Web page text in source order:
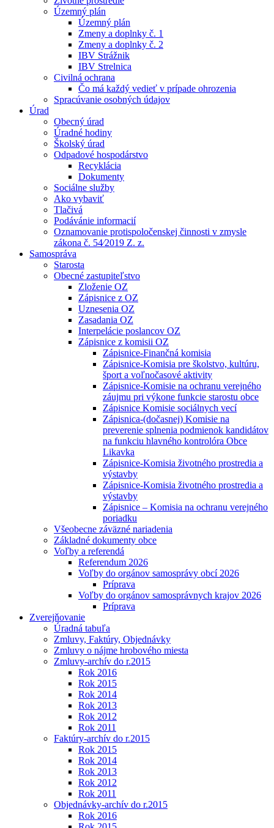
Územný plán
Územný plán
Zmeny a doplnky č. 1
Zmeny a doplnky č. 2
IBV Strážnik
IBV Strelnica
Civilná ochrana
Čo má každý vedieť v prípade ohrozenia
Spracúvanie osobných údajov
Úrad
Obecný úrad
Úradné hodiny
Školský úrad
Odpadové hospodárstvo
Recyklácia
Dokumenty
Sociálne služby
Ako vybaviť
Tlačivá
Podávánie informacií
Oznamovanie protispoločenskej činnosti v zmysle
zákona č. 54⁄2019 Z. z.
Samospráva
Starosta
Obecné zastupiteľstvo
Zloženie OZ
Zápisnice z OZ
Uznesenia OZ
Zasadania OZ
Interpelácie poslancov OZ
Zápisnice z komisii OZ
Zápisnice-Finančná komisia
Zápisnice-Komisia pre školstvo, kultúru,
šport a voľnočasové aktivity
Zápisnice-Komisie na ochranu verejného
záujmu pri výkone funkcie starostu obce
Zápisnice Komisie sociálnych vecí
Zápisnica-(dočasnej) Komisie na
preverenie splnenia podmienok kandidátov
na funkciu hlavného kontrolóra Obce
Likavka
Zápisnice-Komisia životného prostredia a
výstavby
Zápisnice-Komisia životného prostredia a
výstavby
Zápisnice – Komisia na ochranu verejného
poriadku
Všeobecne záväzné nariadenia
Základné dokumenty obce
Voľby a referendá
Referendum 2026
Voľby do orgánov samosprávy obcí 2026
Príprava
Voľby do orgánov samosprávnych krajov 2026
Príprava
Zverejňovanie
Úradná tabuľa
Zmluvy, Faktúry, Objednávky
Zmluvy o nájme hrobového miesta
Zmluvy-archív do r.2015
Rok 2016
Rok 2015
Rok 2014
Rok 2013
Rok 2012
Rok 2011
Faktúry-archív do r.2015
Rok 2015
Rok 2014
Rok 2013
Rok 2012
Rok 2011
Objednávky-archív do r.2015
Rok 2016